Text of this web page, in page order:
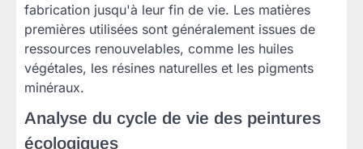
fabrication jusqu'à leur fin de vie. Les matières
premières utilisées sont généralement issues de
ressources renouvelables, comme les huiles
végétales, les résines naturelles et les pigments
minéraux.
Analyse du cycle de vie des peintures
écologiques